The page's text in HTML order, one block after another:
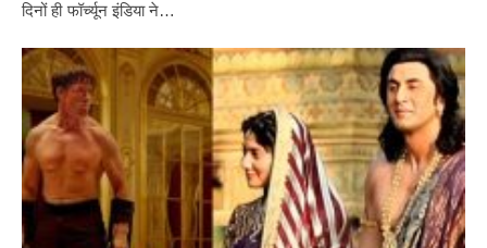
दिनों ही फॉर्च्यून इंडिया ने…